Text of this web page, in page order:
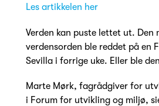
Les artikkelen her
Verden kan puste lettet ut. Den
verdensorden ble reddet på en
Sevilla i forrige uke. Eller ble
Marte Mørk, fagrådgiver for
i Forum for utvikling og miljø,